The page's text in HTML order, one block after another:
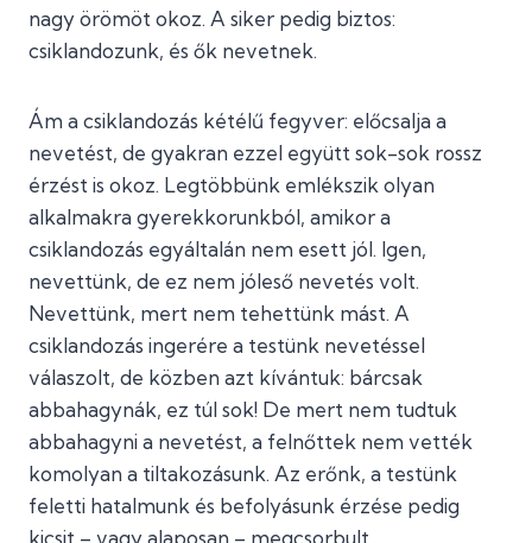
nagy örömöt okoz. A siker pedig biztos:
csiklandozunk, és ők nevetnek.
Ám a csiklandozás kétélű fegyver: előcsalja a
nevetést, de gyakran ezzel együtt sok-sok rossz
érzést is okoz. Legtöbbünk emlékszik olyan
alkalmakra gyerekkorunkból, amikor a
csiklandozás egyáltalán nem esett jól. Igen,
nevettünk, de ez nem jóleső nevetés volt.
Nevettünk, mert nem tehettünk mást. A
csiklandozás ingerére a testünk nevetéssel
válaszolt, de közben azt kívántuk: bárcsak
abbahagynák, ez túl sok! De mert nem tudtuk
abbahagyni a nevetést, a felnőttek nem vették
komolyan a tiltakozásunk. Az erőnk, a testünk
feletti hatalmunk és befolyásunk érzése pedig
kicsit – vagy alaposan – megcsorbult.